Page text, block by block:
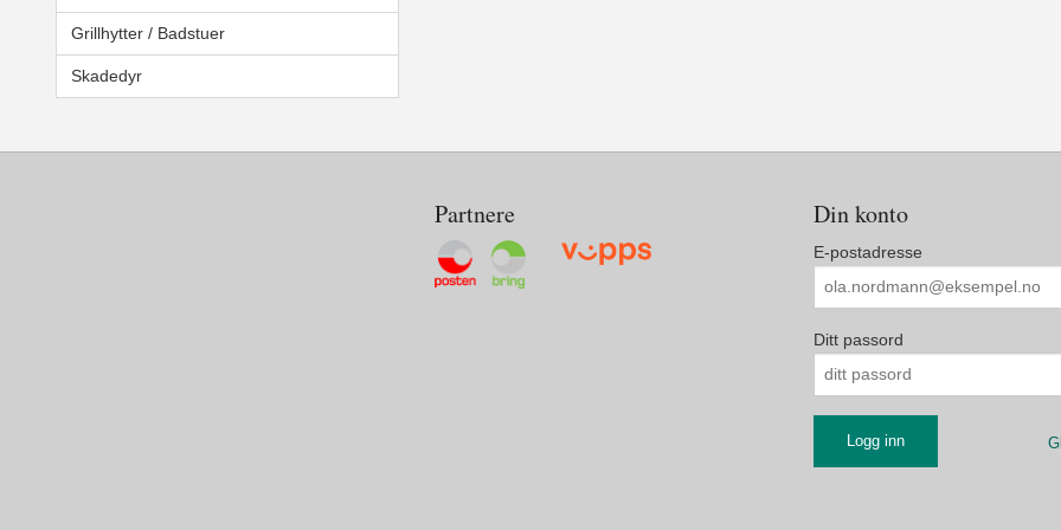
Grillhytter / Badstuer
Skadedyr
Partnere Din konto
E-postadresse
Ditt passord